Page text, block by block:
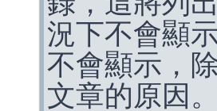
況下不會顯
不會顯示，
文章的原因